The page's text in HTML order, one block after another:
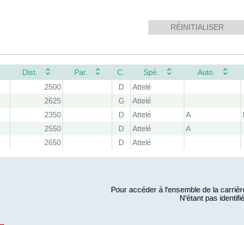
RÉINITIALISER
Dist. Par. C. Spé. Auto.
2500 D Attelé
2625 G Attelé
2350 D Attelé A
2550 D Attelé A
2650 D Attelé
Pour accéder à l'ensemble de la
N'étant pas